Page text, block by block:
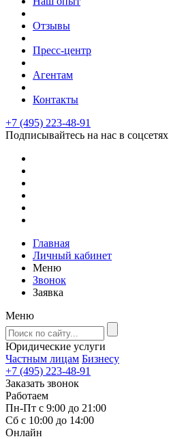
Отзывы
Пресс-центр
Агентам
Контакты
+7 (495) 223-48-91
Подписывайтесь на нас в соцсетях
Главная
Личный кабинет
Меню
Звонок
Заявка
Меню
Юридические услуги
Частным лицам Бизнесу
+7 (495) 223-48-91
Заказать звонок
Работаем
Пн-Пт с 9:00 до 21:00
Сб с 10:00 до 14:00
Онлайн